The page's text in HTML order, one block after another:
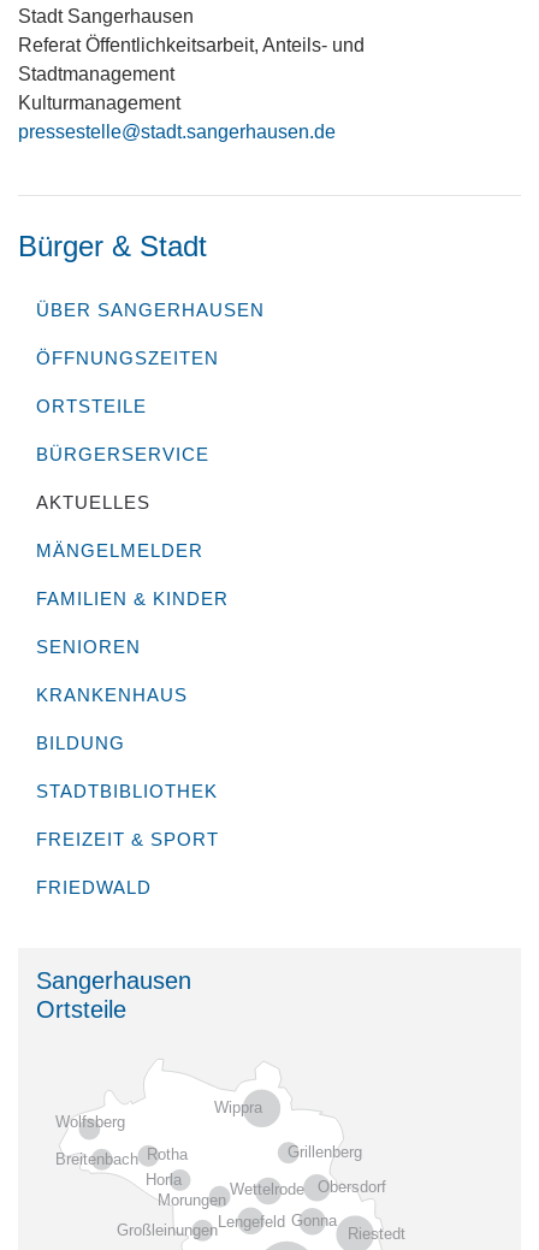
Stadt Sangerhausen
Referat Öffentlichkeitsarbeit, Anteils- und
Stadtmanagement
Kulturmanagement
pressestelle@stadt.sangerhausen.de
Bürger & Stadt
ÜBER SANGERHAUSEN
ÖFFNUNGSZEITEN
ORTSTEILE
BÜRGERSERVICE
AKTUELLES
MÄNGELMELDER
FAMILIEN & KINDER
SENIOREN
KRANKENHAUS
BILDUNG
STADTBIBLIOTHEK
FREIZEIT & SPORT
FRIEDWALD
Sangerhausen
Ortsteile
Riestedt
Gonna
Obersdorf
Grillenberg
Wippra
Wolfsberg
Rotha
Breitenbach
Horla
Morungen
Wettelrode
Lengefeld
Großleinungen